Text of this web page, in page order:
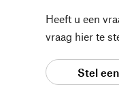
Heeft u een
vraag hier te
Stel